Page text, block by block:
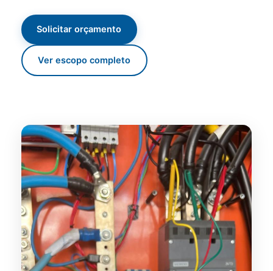
Solicitar orçamento
Ver escopo completo